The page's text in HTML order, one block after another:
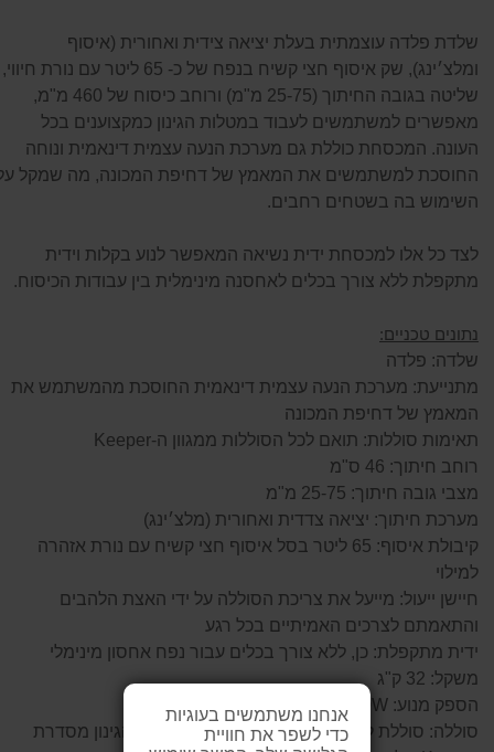
אנחנו משתמשים בעוגיות
כדי לשפר את חוויית
שלדת פלדה עוצמתית בעלת יציאה צידית ואחורית (איסוף
ומלצ׳ינג), שק איסוף חצי קשיח בנפח של כ- 65 ליטר עם נורת חיווי,
שליטה בגובה החיתוך (25-75 מ"מ) ורוחב כיסוח של 460 מ"מ,
מאפשרים למשתמשים לעבוד במטלות הגינון כמקצוענים בכל
העונה. המכסחת כוללת גם מערכת הנעה עצמית דינאמית ונוחה
החוסכת למשתמשים את המאמץ של דחיפת המכונה, מה שמקל
השימוש בה בשטחים רחבים.
לצד כל אלו למכסחת ידית נשיאה המאפשר לנוע בקלות וידית
מתקפלת ללא צורך בכלים לאחסנה מינימלית בין עבודות הכיסוח.
נתונים טכניים:
שלדה: פלדה
מתנייעת: מערכת הנעה עצמית דינאמית החוסכת מהמשתמש את
המאמץ של דחיפת המכונה
תאימות סוללות: תואם לכל הסוללות ממגוון ה-Keeper
רוחב חיתוך: 46 ס"מ
מצבי גובה חיתוך: 25-75 מ"מ
מערכת חיתוך: יציאה צדדית ואחורית (מלצ׳ינג)
קיבולת איסוף: 65 ליטר בסל איסוף חצי קשיח עם נורת אזהרה
למילוי
חיישן ייעול: מייעל את צריכת הסוללה על ידי האצת הלהבים
והתאמתם לצרכים האמיתיים בכל רגע
ידית מתקפלת: כן, ללא צורך בכלים עבור נפח אחסון מינימלי
משקל: 32 ק"ג
הספק מנוע: 1200W
סוללה: סוללת ליתיום-יון 40V המתאימה לכל כלי הגינון מסדרת